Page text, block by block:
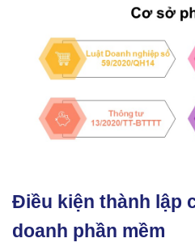
Điều kiện thành lập
doanh phần mềm